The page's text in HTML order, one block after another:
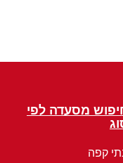
מסעדה לפי
קפה